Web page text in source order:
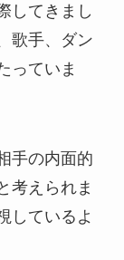
してきまし
歌手、ダン
っていま
手の内面的
考えられま
しているよ